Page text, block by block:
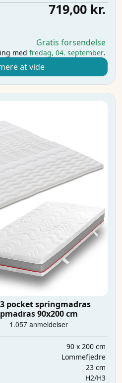
719,00 kr.
Gratis forsendelse
med fredag, 04. september.
at vide
pocket springmadras
90x200 cm
90 x 200 cm
Lommefjedre
23 cm
H2/H3